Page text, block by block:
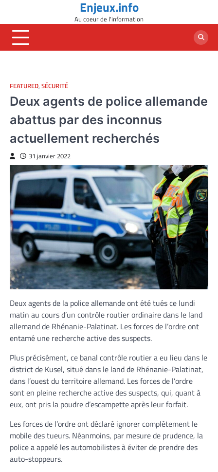
content
Enjeux.info
Au coeur de l'information
FEATURED, SÉCURITÉ
Deux agents de police allemande
abattus par des inconnus
actuellement recherchés
31 janvier 2022
Deux agents de la police allemande ont été tués ce lundi
matin au cours d’un contrôle routier ordinaire dans le land
allemand de Rhénanie-Palatinat. Les forces de l’ordre ont
entamé une recherche active des suspects.
Plus précisément, ce banal contrôle routier a eu lieu dans le
district de Kusel, situé dans le land de Rhénanie-Palatinat,
dans l’ouest du territoire allemand. Les forces de l’ordre
sont en pleine recherche active des suspects, qui, quant à
eux, ont pris la poudre d’escampette après leur forfait.
Les forces de l’ordre ont déclaré ignorer complètement le
mobile des tueurs. Néanmoins, par mesure de prudence, la
police a appelé les automobilistes à éviter de prendre des
auto-stoppeurs.